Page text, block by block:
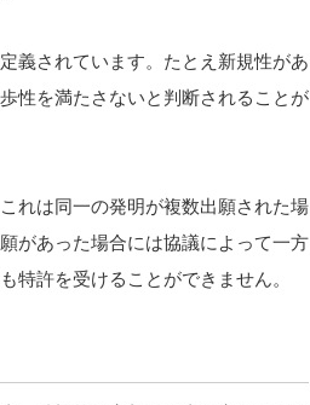
義されています。たとえ新規性があ
性を満たさないと判断されることが
れは同一の発明が複数出願された場
があった場合には協議によって一方
特許を受けることができません。